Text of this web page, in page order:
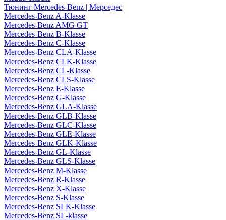
Тюнинг Mercedes-Benz | Мерседес
Mercedes-Benz A-Klasse
Mercedes-Benz AMG GT
Mercedes-Benz B-Klasse
Mercedes-Benz C-Klasse
Mercedes-Benz CLA-Klasse
Mercedes-Benz CLK-Klasse
Mercedes-Benz CL-Klasse
Mercedes-Benz CLS-Klasse
Mercedes-Benz E-Klasse
Mercedes-Benz G-Klasse
Mercedes-Benz GLA-Klasse
Mercedes-Benz GLB-Klasse
Mercedes-Benz GLC-Klasse
Mercedes-Benz GLE-Klasse
Mercedes-Benz GLK-Klasse
Mercedes-Benz GL-Klasse
Mercedes-Benz GLS-Klasse
Mercedes-Benz M-Klasse
Mercedes-Benz R-Klasse
Mercedes-Benz X-Klasse
Mercedes-Benz S-Klasse
Mercedes-Benz SLK-Klasse
Mercedes-Benz SL-klasse